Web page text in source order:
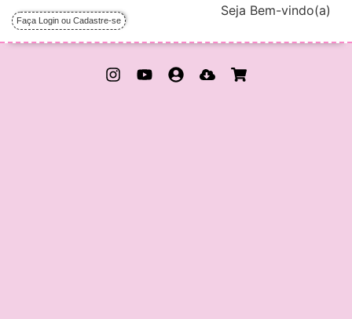
Faça Login ou Cadastre-se
Seja Bem-vindo(a)